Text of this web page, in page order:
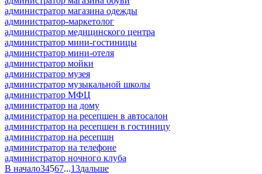
администратор магазина одежды
администратор-маркетолог
администратор медицинского центра
администратор мини-гостиницы
администратор мини-отеля
администратор мойки
администратор музея
администратор музыкальной школы
администратор МФЦ
администратор на дому
администратор на ресепшен в автосалон
администратор на ресепшен в гостиницу
администратор на ресепшн
администратор на телефоне
администратор ночного клуба
В начало34567...13дальше